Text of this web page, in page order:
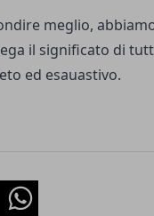
meglio,
il significato di
ed esauastivo.
Whatsapp